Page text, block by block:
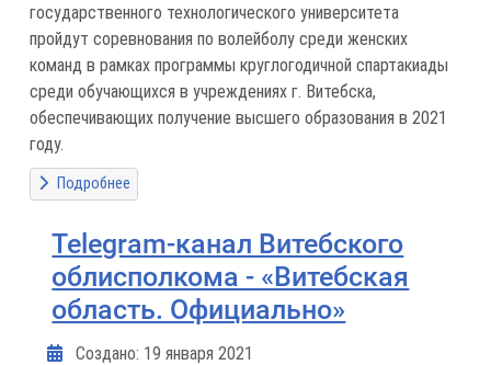
государственного технологического университета
пройдут соревнования по волейболу среди женских
команд в рамках программы круглогодичной спартакиады
среди обучающихся в учреждениях г. Витебска,
обеспечивающих получение высшего образования в 2021
году.
Подробнее
Telegram-канал Витебского
облисполкома - «Витебская
область. Официально»
Информация о материале
Создано: 19 января 2021